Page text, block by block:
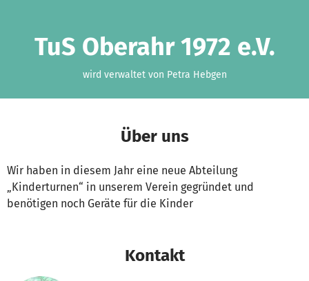
TuS Oberahr 1972 e.V.
wird verwaltet von Petra Hebgen
Über uns
Wir haben in diesem Jahr eine neue Abteilung
„Kinderturnen“ in unserem Verein gegründet und
benötigen noch Geräte für die Kinder
Kontakt